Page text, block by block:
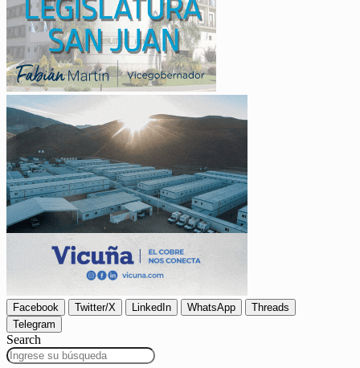
Facebook Twitter/X LinkedIn WhatsApp
Threads
Telegram
Search